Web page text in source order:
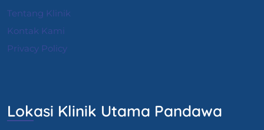
Tentang Klinik
Kontak Kami
Privacy Policy
Lokasi Klinik Utama Pandawa